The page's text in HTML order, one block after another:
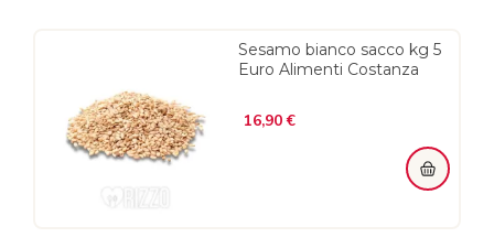
Sesamo bianco sacco kg 5
Euro Alimenti Costanza
16,90 €